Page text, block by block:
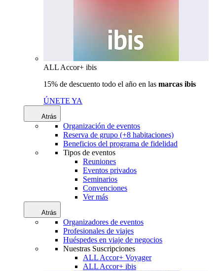
ALL Accor+ ibis
15% de descuento todo el año en las marcas ibis
ÚNETE YA
Atrás
Organización de eventos
Reserva de grupo (+8 habitaciones)
Beneficios del programa de fidelidad
Tipos de eventos
Reuniones
Eventos privados
Seminarios
Convenciones
Ver más
Atrás
Organizadores de eventos
Profesionales de viajes
Huéspedes en viaje de negocios
Nuestras Suscripciones
ALL Accor+ Voyager
ALL Accor+ ibis